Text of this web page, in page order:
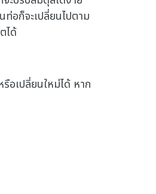
อก็จะเปลี่ยนไปตาม
ได้
อเปลี่ยนใหม่ได้ หาก